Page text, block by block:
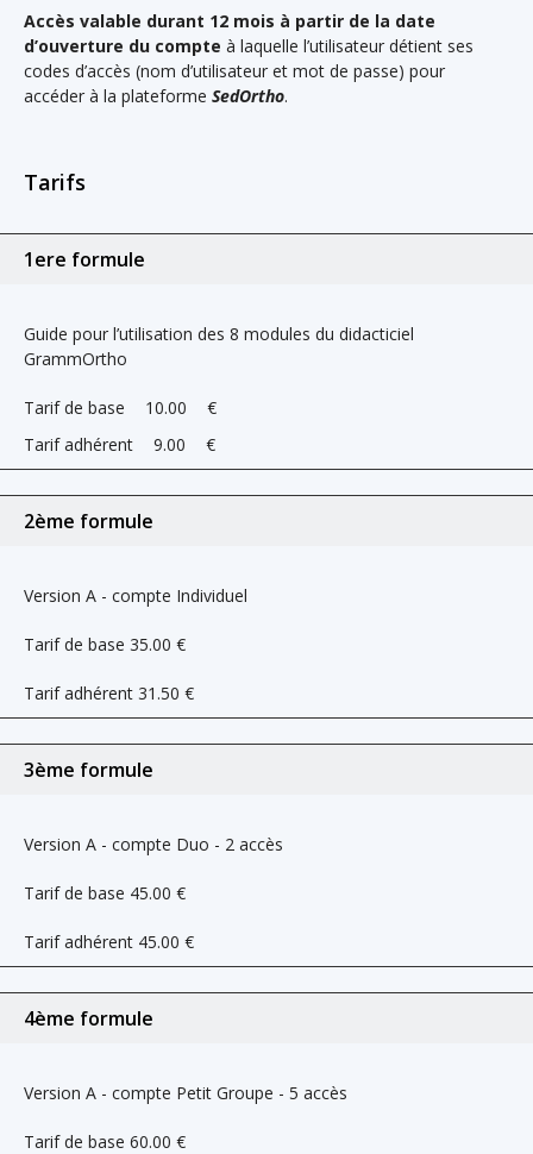
Accès valable durant 12 mois à partir de la date
d’ouverture du compte à laquelle l’utilisateur détient ses
codes d’accès (nom d’utilisateur et mot de passe) pour
accéder à la plateforme SedOrtho.
Tarifs
1ere formule
Guide pour l’utilisation des 8 modules du didacticiel
GrammOrtho
Tarif de base 10.00
€
Tarif adhérent
9.00 €
2ème formule
Version A - compte Individuel
Tarif de base 35.00 €
Tarif adhérent 31.50 €
3ème formule
Version A - compte Duo - 2 accès
Tarif de base 45.00 €
Tarif adhérent 45.00 €
4ème formule
Version A - compte Petit Groupe - 5 accès
Tarif de base 60.00 €